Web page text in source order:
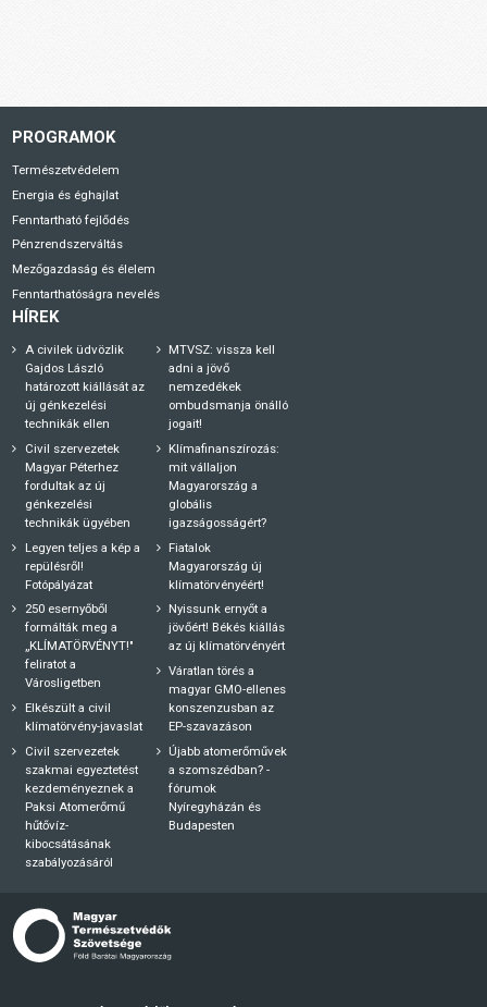
PROGRAMOK
Természetvédelem
Energia és éghajlat
Fenntartható fejlődés
Pénzrendszerváltás
Mezőgazdaság és élelem
Fenntarthatóságra nevelés
HÍREK
A civilek üdvözlik
Gajdos László
határozott kiállását az
új génkezelési
technikák ellen
Civil szervezetek
Magyar Péterhez
fordultak az új
génkezelési
technikák ügyében
Legyen teljes a kép a
repülésről!
Fotópályázat
250 esernyőből
formálták meg a
„KLÍMATÖRVÉNYT!"
feliratot a
Városligetben
Elkészült a civil
klímatörvény-javaslat
Civil szervezetek
szakmai egyeztetést
kezdeményeznek a
Paksi Atomerőmű
hűtővíz-
kibocsátásának
szabályozásáról
MTVSZ: vissza kell
adni a jövő
nemzedékek
ombudsmanja önálló
jogait!
Klímafinanszírozás:
mit vállaljon
Magyarország a
globális
igazságosságért?
Fiatalok
Magyarország új
klímatörvényéért!
Nyissunk ernyőt a
jövőért! Békés kiállás
az új klímatörvényért
Váratlan törés a
magyar GMO-ellenes
konszenzusban az
EP-szavazáson
Újabb atomerőművek
a szomszédban? -
fórumok
Nyíregyházán és
Budapesten